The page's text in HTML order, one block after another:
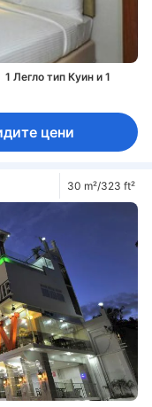
1 Легло тип Куин и 1
цени
30 m²/323 ft²